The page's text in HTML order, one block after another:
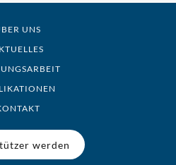
UNS
werden